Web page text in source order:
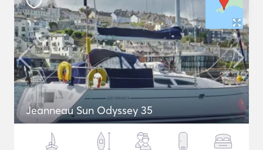
Jeanneau Sun Odyssey 35